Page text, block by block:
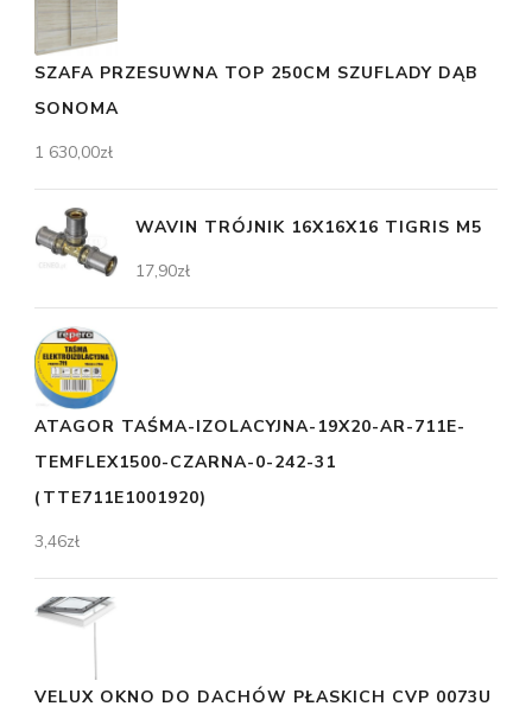
SZAFA PRZESUWNA TOP 250CM SZUFLADY DĄB
SONOMA
1 630,00zł
WAVIN TRÓJNIK 16X16X16 TIGRIS M5
17,90zł
ATAGOR TAŚMA-IZOLACYJNA-19X20-AR-711E-
TEMFLEX1500-CZARNA-0-242-31
(TTE711E1001920)
3,46zł
VELUX OKNO DO DACHÓW PŁASKICH CVP 0073U